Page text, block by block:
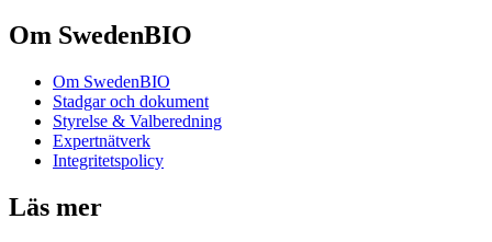
Om SwedenBIO
Om SwedenBIO
Stadgar och dokument
Styrelse & Valberedning
Expertnätverk
Integritetspolicy
Läs mer